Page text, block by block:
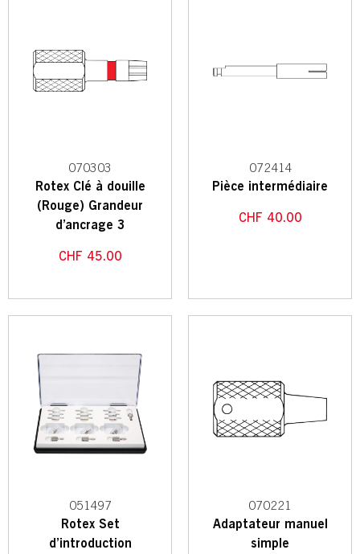
070303
Rotex Clé à douille
(Rouge) Grandeur
d’ancrage 3
CHF 45.00
072414
Pièce intermédiaire
CHF 40.00
051497
Rotex Set
d’introduction
070221
Adaptateur manuel
simple